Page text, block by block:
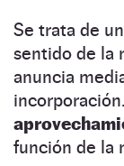
Se trata de
sentido de la
anuncia
función de la